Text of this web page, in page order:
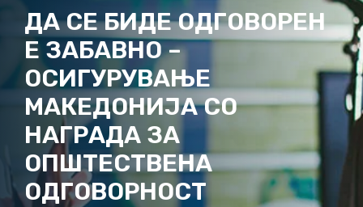
ДА СЕ БИДЕ ОДГОВОРЕН
Е ЗАБАВНО –
ОСИГУРУВАЊЕ
МАКЕДОНИЈА СО
НАГРАДА ЗА
ОПШТЕСТВЕНА
ОДГОВОРНОСТ